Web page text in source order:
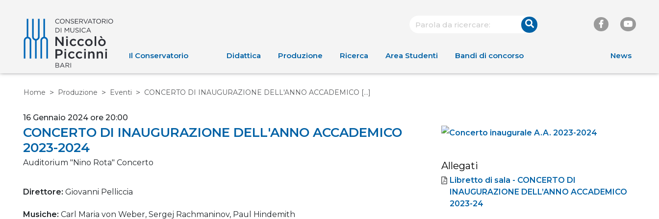
Il Conservatorio Didattica Produzione Ricerca Area Studenti Bandi di concorso News
Home Produzione Eventi CONCERTO DI INAUGURAZIONE DELL'ANNO ACCADEMICO [...]
16 Gennaio 2024 ore 20:00
CONCERTO DI INAUGURAZIONE DELL'ANNO ACCADEMICO
2023-2024
Auditorium "Nino Rota" Concerto
Direttore: Giovanni Pelliccia
Musiche: Carl Maria von Weber, Sergej Rachmaninov, Paul Hindemith
Allegati
Libretto di sala - CONCERTO DI
INAUGURAZIONE DELL’ANNO ACCADEMICO
2023-24